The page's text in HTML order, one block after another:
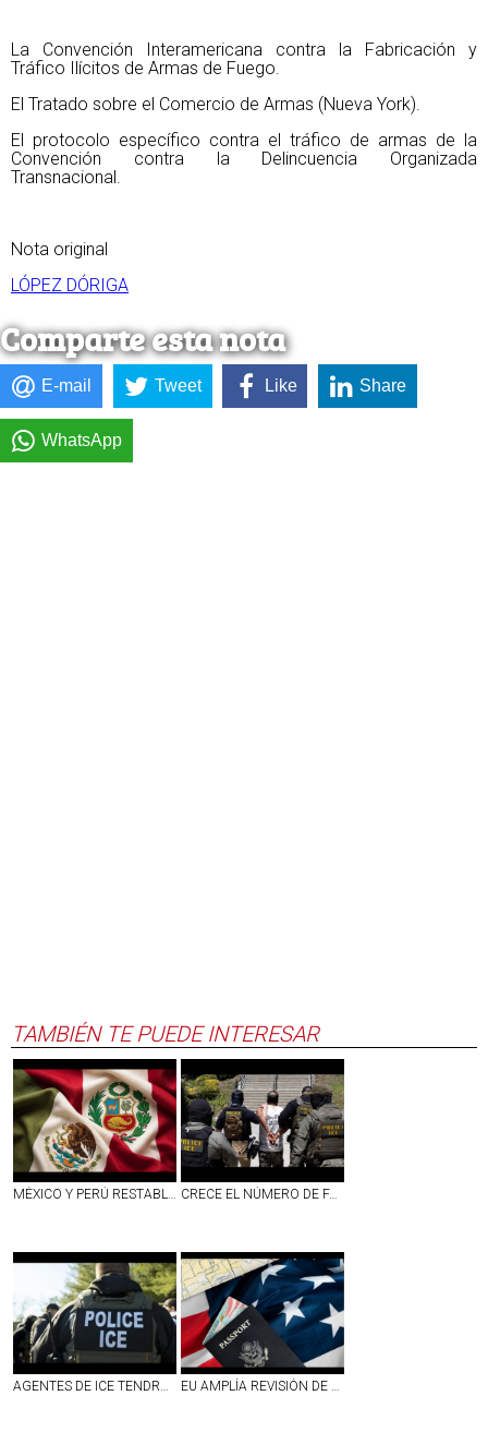
La Convención Interamericana contra la Fabricación y
Tráfico Ilícitos de Armas de Fuego.
El Tratado sobre el Comercio de Armas (Nueva York).
El protocolo específico contra el tráfico de armas de la
Convención contra la Delincuencia Organizada
Transnacional.
Nota original
LÓPEZ DÓRIGA
Comparte esta nota
E-mail Tweet Like Share
WhatsApp
TAMBIÉN TE PUEDE INTERESAR
MÉXICO Y PERÚ RESTABLECEN RELACIONES DIPLOMÁTICAS CRECE EL NÚMERO DE FAMILIAS SEPARADAS POR ICE; 17 MIL DETENIDOS SON PADRES DE NIÑOS ESTADOUNIDENSES
AGENTES DE ICE TENDRÁN CÁMARAS CORPORALES PARA FINALES DE SEPTIEMBRE; PUBLICARÁN VIDEOS SOLO SI RESPONDEN A `INTERESES´ DE LA AGENCIA EU AMPLÍA REVISIÓN DE REDES SOCIALES PARA VISAS; INCLUYE A CIERTOS MEXICANOS Y PERIODISTAS EXTRANJEROS